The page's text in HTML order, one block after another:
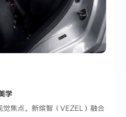
学
焦点。新缤智（VEZEL）融合